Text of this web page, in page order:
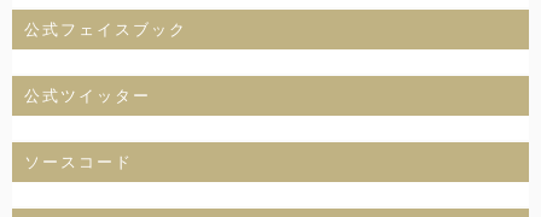
公式フェイスブック
公式ツイッター
ソースコード